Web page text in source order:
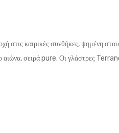
στις καιρικές συνθήκες, ψημένη
αιώνα, σειρά pure. Οι γλάστρες